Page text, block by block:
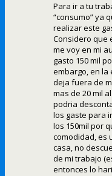
Para ir a tu
“consumo” ya
realizar este
Considero que
me voy en mi
gasto 150 mil
embargo, en la
deja fuera de
mas de 20 mil
podria
los gaste para
los 150mil por
comodidad, es
casa, no
de mi trabajo
entonces lo